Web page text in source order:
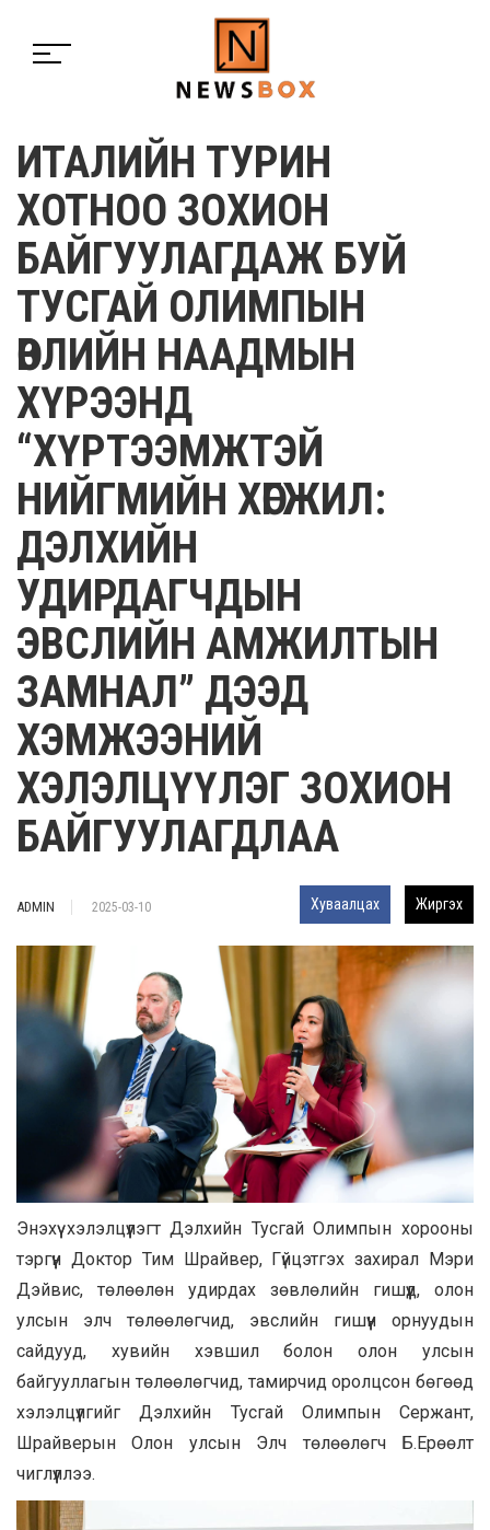
ИТАЛИЙН ТУРИН
ХОТНОО ЗОХИОН
БАЙГУУЛАГДАЖ БУЙ
ТУСГАЙ ОЛИМПЫН
ӨВЛИЙН НААДМЫН
ХҮРЭЭНД
“ХҮРТЭЭМЖТЭЙ
НИЙГМИЙН ХӨГЖИЛ:
ДЭЛХИЙН
УДИРДАГЧДЫН
ЭВСЛИЙН АМЖИЛТЫН
ЗАМНАЛ” ДЭЭД
ХЭМЖЭЭНИЙ
ХЭЛЭЛЦҮҮЛЭГ ЗОХИОН
БАЙГУУЛАГДЛАА
ADMIN 2025-03-10 Хуваалцах Жиргэх
Энэхүү хэлэлцүүлэгт Дэлхийн Тусгай Олимпын хорооны
тэргүүн Доктор Тим Шрайвер, Гүйцэтгэх захирал Мэри
Дэйвис, төлөөлөн удирдах зөвлөлийн гишүүд, олон
улсын элч төлөөлөгчид, эвслийн гишүүн орнуудын
сайдууд, хувийн хэвшил болон олон улсын
байгууллагын төлөөлөгчид, тамирчид оролцсон бөгөөд
хэлэлцүүлгийг Дэлхийн Тусгай Олимпын Сержант,
Шрайверын Олон улсын Элч төлөөлөгч Б.Ерөөлт
чиглүүллээ.